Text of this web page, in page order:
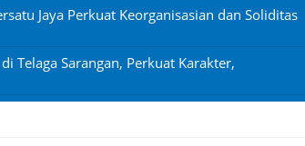
Jaya Perkuat Keorganisasian dan Soliditas
Telaga Sarangan, Perkuat Karakter,